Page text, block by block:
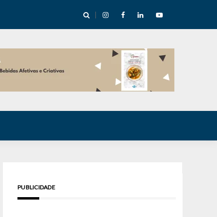
abre mentoria de storytelling com 10 vagas
PUBLICIDADE